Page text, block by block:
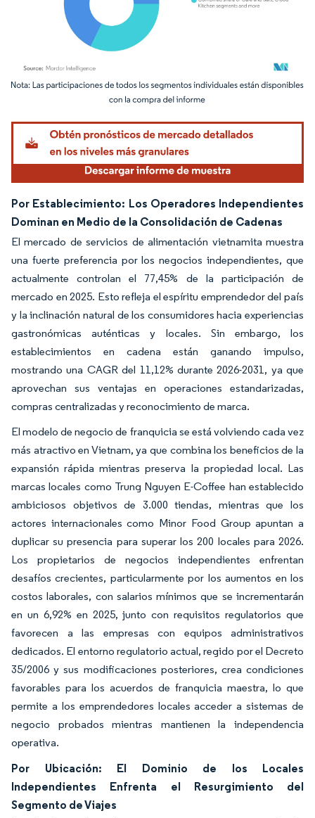
Imagen © Mordor Intelligence. El uso requiere atribución según CC BY 4.0.
Por Establecimiento: Los Operadores Independientes
Dominan en Medio de la Consolidación de Cadenas
El mercado de servicios de alimentación vietnamita muestra
una fuerte preferencia por los negocios independientes, que
actualmente controlan el 77,45% de la participación de
mercado en 2025. Esto refleja el espíritu emprendedor del país
y la inclinación natural de los consumidores hacia experiencias
gastronómicas auténticas y locales. Sin embargo, los
establecimientos en cadena están ganando impulso,
mostrando una CAGR del 11,12% durante 2026-2031, ya que
aprovechan sus ventajas en operaciones estandarizadas,
compras centralizadas y reconocimiento de marca.
El modelo de negocio de franquicia se está volviendo cada vez
más atractivo en Vietnam, ya que combina los beneficios de la
expansión rápida mientras preserva la propiedad local. Las
marcas locales como Trung Nguyen E-Coffee han establecido
ambiciosos objetivos de 3.000 tiendas, mientras que los
actores internacionales como Minor Food Group apuntan a
duplicar su presencia para superar los 200 locales para 2026.
Los propietarios de negocios independientes enfrentan
desafíos crecientes, particularmente por los aumentos en los
costos laborales, con salarios mínimos que se incrementarán
en un 6,92% en 2025, junto con requisitos regulatorios que
favorecen a las empresas con equipos administrativos
dedicados. El entorno regulatorio actual, regido por el Decreto
35/2006 y sus modificaciones posteriores, crea condiciones
favorables para los acuerdos de franquicia maestra, lo que
permite a los emprendedores locales acceder a sistemas de
negocio probados mientras mantienen la independencia
operativa.
Por Ubicación: El Dominio de los Locales
Independientes Enfrenta el Resurgimiento del
Segmento de Viajes